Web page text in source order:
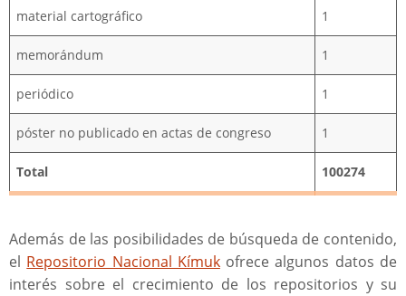
material cartográfico 1
memorándum 1
periódico 1
póster no publicado en actas de congreso 1
Total 100274
Además de las posibilidades de búsqueda de contenido,
el Repositorio Nacional Kímukofrece algunos datos de
interés sobre el crecimiento de los repositorios y su